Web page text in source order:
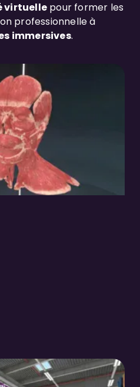
virtuelle pour former les
professionnelle à
immersives.